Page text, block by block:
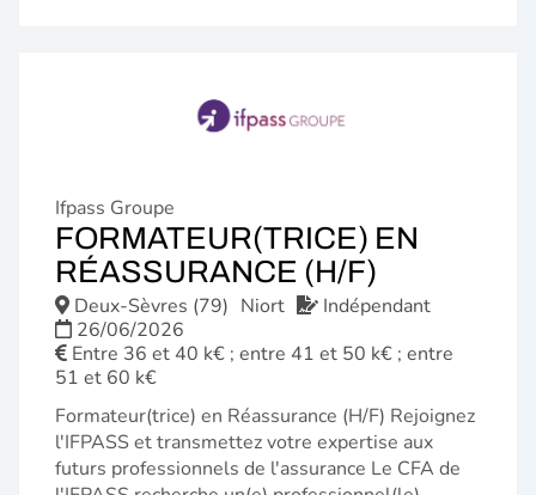
Ifpass Groupe
FORMATEUR(TRICE) EN
RÉASSURANCE (H/F)
FENÊTRE)
Deux-Sèvres (79) Niort
Indépendant
26/06/2026
Entre 36 et 40 k€ ; entre 41 et 50 k€ ; entre
51 et 60 k€
Formateur(trice) en Réassurance (H/F) Rejoignez
l'IFPASS et transmettez votre expertise aux
futurs professionnels de l'assurance Le CFA de